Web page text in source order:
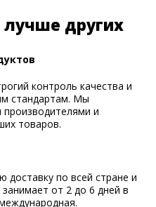
других
контроль качества и
стандартам. Мы
и
товаров.
по всей стране и
от 2 до 6 дней в